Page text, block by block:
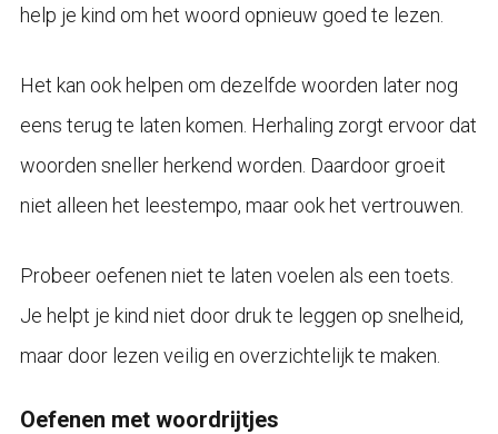
help je kind om het woord opnieuw goed te lezen.
Het kan ook helpen om dezelfde woorden later nog
eens terug te laten komen. Herhaling zorgt ervoor dat
woorden sneller herkend worden. Daardoor groeit
niet alleen het leestempo, maar ook het vertrouwen.
Probeer oefenen niet te laten voelen als een toets.
Je helpt je kind niet door druk te leggen op snelheid,
maar door lezen veilig en overzichtelijk te maken.
Oefenen met woordrijtjes